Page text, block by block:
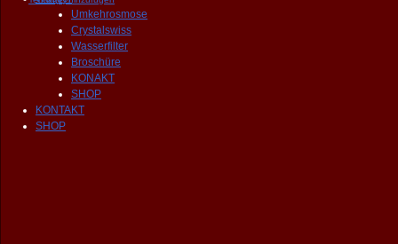
Umkehrosmose
Crystalswiss
Wasserfilter
Broschüre
KONAKT
SHOP
KONTAKT
SHOP